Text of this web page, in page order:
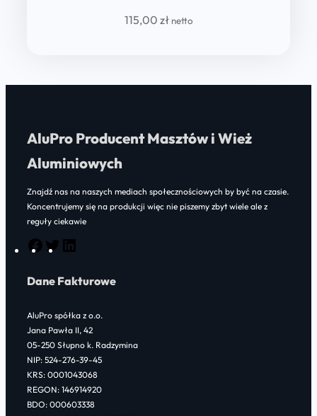
115,00 zł netto
AluPro Producent Masztów i Wież
Aluminiowych
Znajdź nas na naszych mediach społecznościowych by być na czasie.
Koncentrujemy się na produkcji więc nie piszemy zbyt wiele ale z
reguły ciekawie
F
c
b
o
o
k
T
i
e
r
n
e
d
I
n
Dane Fakturowe
AluPro spółka z o.o.
Jana Pawła II, 42
05-250 Słupno k. Radzymina
NIP: 524-276-39-45
KRS: 0001043068
REGON: 146914920
BDO: 000603338